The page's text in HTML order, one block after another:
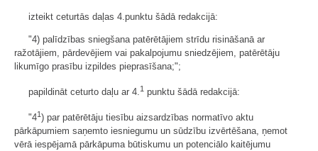
izteikt ceturtās daļas 4.punktu šādā redakcijā:
"4) palīdzības sniegšana patērētājiem strīdu risināšanā ar
ražotājiem, pārdevējiem vai pakalpojumu sniedzējiem, patērētāju
likumīgo prasību izpildes pieprasīšana;";
papildināt ceturto daļu ar 4. 1 punktu šādā redakcijā:
"41) par patērētāju tiesību aizsardzības normatīvo aktu
pārkāpumiem saņemto iesniegumu un sūdzību izvērtēšana, ņemot
vērā iespējamā pārkāpuma būtiskumu un potenciālo kaitējumu